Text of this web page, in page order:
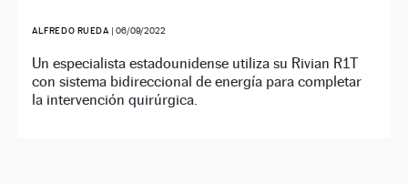
ALFREDO RUEDA | 06/09/2022
Un especialista estadounidense utiliza su Rivian R1T
con sistema bidireccional de energía para completar
la intervención quirúrgica.